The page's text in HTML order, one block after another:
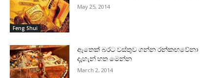
Feng Shui
May 25, 2014
ඇතෙක්‌ බරට වස්‌තුව ගන්න රන්කඟවේනා
දැහැන් හත මෙන්න
March 2, 2014